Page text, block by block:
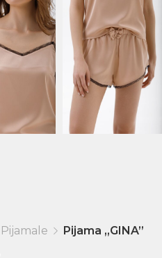
Pijamale Pijama „GINA”